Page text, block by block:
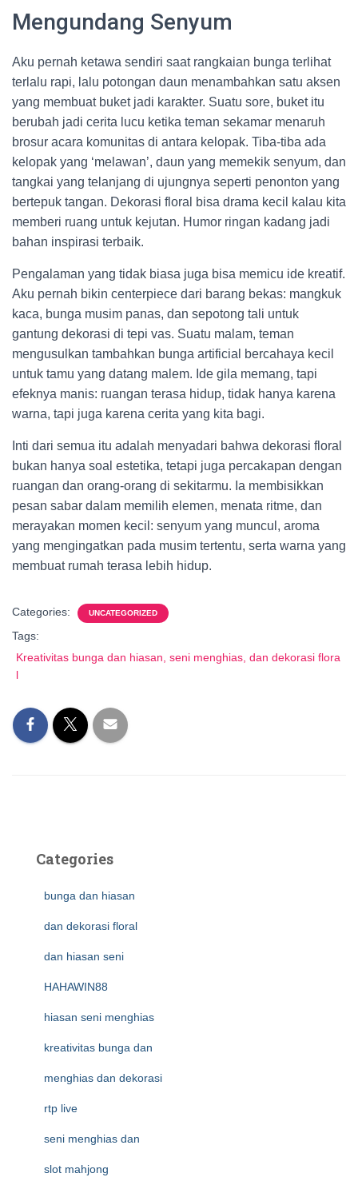
Mengundang Senyum
Aku pernah ketawa sendiri saat rangkaian bunga terlihat
terlalu rapi, lalu potongan daun menambahkan satu aksen
yang membuat buket jadi karakter. Suatu sore, buket itu
berubah jadi cerita lucu ketika teman sekamar menaruh
brosur acara komunitas di antara kelopak. Tiba-tiba ada
kelopak yang ‘melawan’, daun yang memekik senyum, dan
tangkai yang telanjang di ujungnya seperti penonton yang
bertepuk tangan. Dekorasi floral bisa drama kecil kalau kita
memberi ruang untuk kejutan. Humor ringan kadang jadi
bahan inspirasi terbaik.
Pengalaman yang tidak biasa juga bisa memicu ide kreatif.
Aku pernah bikin centerpiece dari barang bekas: mangkuk
kaca, bunga musim panas, dan sepotong tali untuk
gantung dekorasi di tepi vas. Suatu malam, teman
mengusulkan tambahkan bunga artificial bercahaya kecil
untuk tamu yang datang malem. Ide gila memang, tapi
efeknya manis: ruangan terasa hidup, tidak hanya karena
warna, tapi juga karena cerita yang kita bagi.
Inti dari semua itu adalah menyadari bahwa dekorasi floral
bukan hanya soal estetika, tetapi juga percakapan dengan
ruangan dan orang-orang di sekitarmu. Ia membisikkan
pesan sabar dalam memilih elemen, menata ritme, dan
merayakan momen kecil: senyum yang muncul, aroma
yang mengingatkan pada musim tertentu, serta warna yang
membuat rumah terasa lebih hidup.
Categories: UNCATEGORIZED
Tags:
Kreativitas bunga dan hiasan, seni menghias, dan dekorasi flora
l
Categories
bunga dan hiasan
dan dekorasi floral
dan hiasan seni
HAHAWIN88
hiasan seni menghias
kreativitas bunga dan
menghias dan dekorasi
rtp live
seni menghias dan
slot mahjong